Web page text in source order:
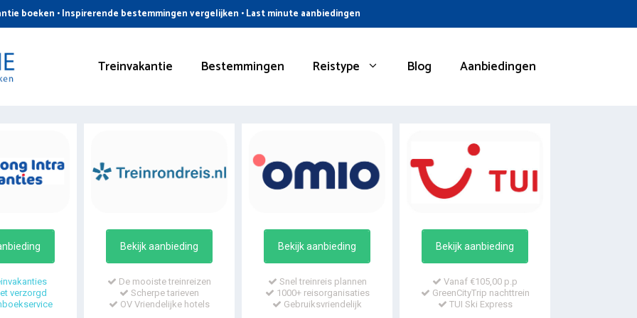
boeken • Inspirerende bestemmingen vergelijken • Last minute aanbiedingen
Treinvakantie Bestemmingen Reistype Blog Aanbiedingen
verzorgd
Bekijk aanbieding
De mooiste treinreizen
Scherpe tarieven
OV Vriendelijke hotels
Bekijk aanbieding
Snel treinreis plannen
1000+ reisorganisaties
Gebruiksvriendelijk
Bekijk aanbieding
Vanaf €105,00 p.p
GreenCityTrip nachttrein
TUI Ski Express